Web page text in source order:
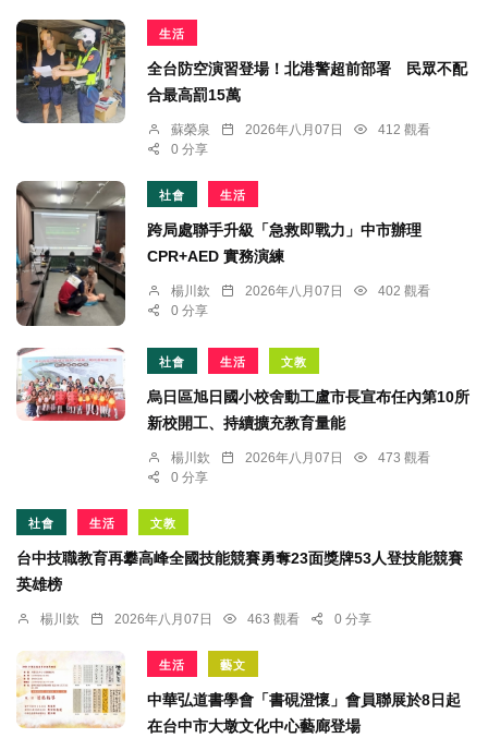
生活
全台防空演習登場！北港警超前部署 民眾不配
合最高罰15萬
蘇榮泉 2026年八月07日
412 觀看
0 分享
社會 生活
跨局處聯手升級「急救即戰力」中市辦理
CPR+AED 實務演練
楊川欽 2026年八月07日
402 觀看
0 分享
社會 生活 文教
烏日區旭日國小校舍動工盧市長宣布任內第10所
新校開工、持續擴充教育量能
楊川欽 2026年八月07日
473 觀看
0 分享
社會 生活 文教
台中技職教育再攀高峰全國技能競賽勇奪23面獎牌53人登技能競賽
英雄榜
楊川欽 2026年八月07日 463 觀看 0 分享
生活 藝文
中華弘道書學會「書硯澄懷」會員聯展於8日起
在台中市大墩文化中心藝廊登場